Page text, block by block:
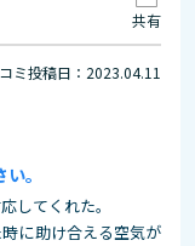
共有
ミ投稿日：2023.04.11
。
してくれた。
に助け合える空気が